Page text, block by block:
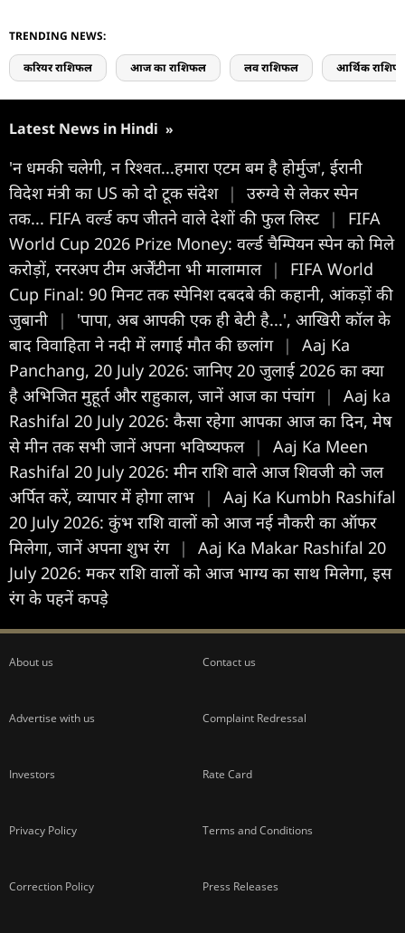
TRENDING NEWS:
करियर राशिफल आज का राशिफल लव राशिफल आर्थिक
Latest News in Hindi »
'न धमकी चलेगी, न रिश्वत...हमारा एटम बम है होर्मुज', ईरानी
विदेश मंत्री का US को दो टूक संदेश |
उरुग्वे से लेकर स्पेन
तक... FIFA वर्ल्ड कप जीतने वाले देशों की फुल लिस्ट |
FIFA
World Cup 2026 Prize Money: वर्ल्ड चैम्पियन स्पेन को मिले
करोड़ों, रनरअप टीम अर्जेंटीना भी मालामाल |
FIFA World
Cup Final: 90 म‍िनट तक स्‍पेन‍िश दबदबे की कहानी, आंकड़ों की
जुबानी
|
'पापा, अब आपकी एक ही बेटी है...', आखिरी कॉल के
बाद विवाहिता ने नदी में लगाई मौत की छलांग |
Aaj Ka
Panchang, 20 July 2026: जानिए 20 जुलाई 2026 का क्या
है अभिजित मुहूर्त और राहुकाल, जानें आज का पंचांग |
Aaj ka
Rashifal 20 July 2026: कैसा रहेगा आपका आज का द‍िन, मेष
से मीन तक सभी जानें अपना भविष्यफल |
Aaj Ka Meen
Rashifal 20 July 2026: मीन राशि वाले आज शिवजी को जल
अर्पित करें, व्यापार में होगा लाभ
|
Aaj Ka Kumbh Rashifal
20 July 2026: कुंभ राशि वालों को आज नई नौकरी का ऑफर
मिलेगा, जानें अपना शुभ रंग |
Aaj Ka Makar Rashifal 20
July 2026: मकर राशि वालों को आज भाग्य का साथ मिलेगा, इस
रंग के पहनें कपड़े
About us Contact us
Advertise with us Complaint Redressal
Investors Rate Card
Privacy Policy Terms and Conditions
Correction Policy Press Releases